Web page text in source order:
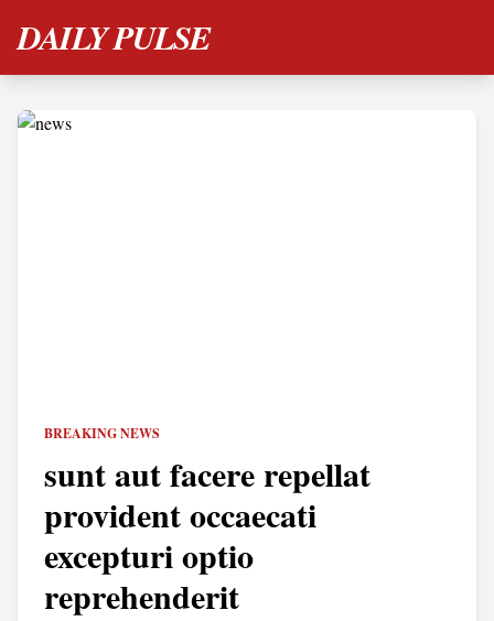
DAILY PULSE
BREAKING NEWS
sunt aut facere repellat
provident occaecati
excepturi optio
reprehenderit